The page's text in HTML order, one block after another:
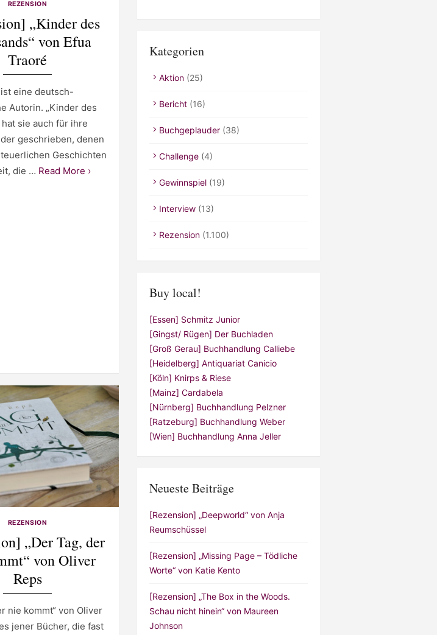
REZENSION
„Kinder des
von Efua
Traoré
eine deutsch-
Autorin. „Kinder des
hat sie auch für ihre
geschrieben, denen
Geschichten
die … Read More ›
REZENSION
„Der Tag, der
von Oliver
Reps
nie kommt“ von Oliver
jener Bücher, die fast
Kategorien
Aktion (25)
Bericht (16)
Buchgeplauder (38)
Challenge (4)
Gewinnspiel (19)
Interview (13)
Rezension (1.100)
Buy local!
[Essen] Schmitz Junior
[Gingst/ Rügen] Der Buchladen
[Groß Gerau] Buchhandlung Calliebe
[Heidelberg] Antiquariat Canicio
[Köln] Knirps & Riese
[Mainz] Cardabela
[Nürnberg] Buchhandlung Pelzner
[Ratzeburg] Buchhandlung Weber
[Wien] Buchhandlung Anna Jeller
Neueste Beiträge
[Rezension] „Deepworld“ von Anja
Reumschüssel
[Rezension] „Missing Page – Tödliche
Worte“ von Katie Kento
[Rezension] „The Box in the Woods.
Schau nicht hinein“ von Maureen
Johnson